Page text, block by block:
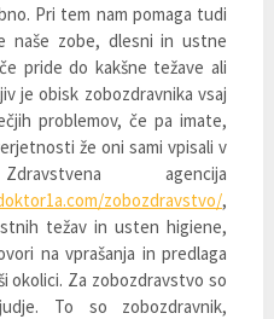
Pri tem nam pomaga tudi
naše zobe, dlesni in ustne
pride do kakšne težave ali
je obisk zobozdravnika vsaj
problemov, če pa imate,
že oni sami vpisali v
agencija
zobozdravstvo/,
težav in usten higiene,
na vprašanja in predlaga
okolici. Za zobozdravstvo so
To so zobozdravnik,